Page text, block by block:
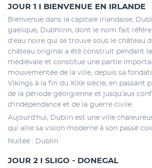
JOUR 1 I BIENVENUE EN IRLANDE
Bienvenue dans la capitale irlandaise,
gaélique, Dubhlinn, dont le nom fait
d'eau noire qui se trouve sous le château
château original a été construit pendant
médiévale et constitue une partie
mouvementée de la ville, depuis sa
Vikings à la fin du XIXe siècle, en passant
de la période géorgienne et jusqu'aux
d'indépendance et de la guerre civile.
Aujourd'hui, Dublin est une ville
qui allie sa vision moderne à son passé
Nuitée : Dublin
JOUR 2 I SLIGO - DONEGAL